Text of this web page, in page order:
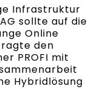
Infrastruktur
sollte auf die
Online
den
PROFI mit
Hybridlösung